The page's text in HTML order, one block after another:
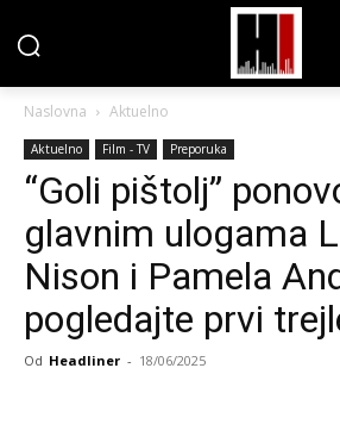
Naslovna Aktuelno
Aktuelno Film - TV Preporuka
“Goli pištolj”
glavnim ulogama
Nison i Pamela
pogledajte prvi
Od Headliner - 18/06/2025